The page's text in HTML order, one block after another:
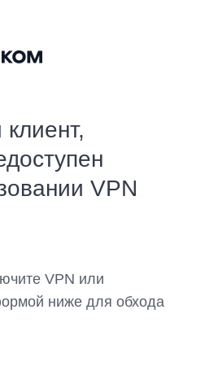
VPN
VPN или
ниже для обхода